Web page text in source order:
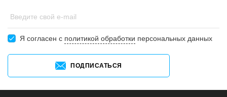
Введите свой e-mail
Я согласен c политикой обработки персональных данных
ПОДПИСАТЬСЯ